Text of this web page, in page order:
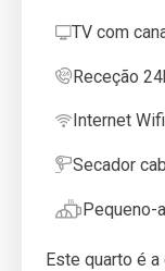
TV com
Receção
Internet
Secador
Pequeno-
Este quarto é